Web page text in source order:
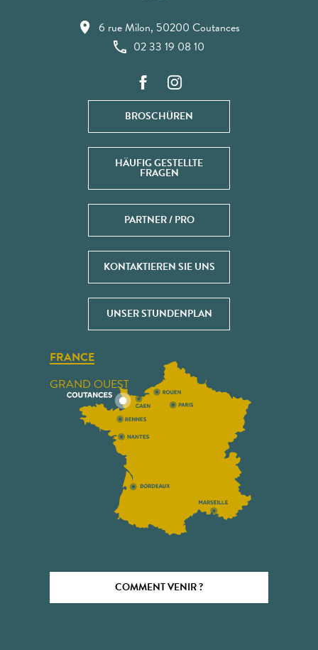
6 rue Milon, 50200 Coutances
02 33 19 08 10
BROSCHÜREN
HÄUFIG GESTELLTE
FRAGEN
PARTNER / PRO
KONTAKTIEREN SIE UNS
UNSER STUNDENPLAN
FRANCE
GRAND OUEST
COMMENT VENIR ?